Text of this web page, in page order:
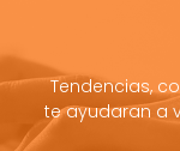
Tendencias,
te ayudaran a